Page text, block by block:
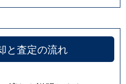
と査定の流れ